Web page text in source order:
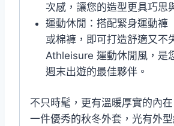
次感，讓您的造型更具巧思
運動休閒：搭配緊身運動褲
或棉褲，即可打造舒適又不
Athleisure 運動休閒風，是
週末出遊的最佳夥伴。
不只時髦，更有溫暖厚實的內在
一件優秀的秋冬外套，光有外